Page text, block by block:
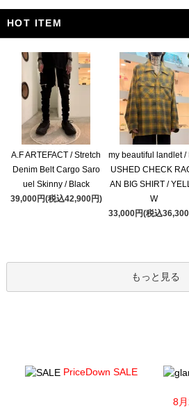
HOT ITEM
A.F ARTEFACT / Stretch
Denim Belt Cargo Saro
uel Skinny / Black
39,000円(税込42,900円)
my beautiful landlet /
USHED CHECK
AN BIG SHIRT /
W
33,000円(税込
もっと見る
PriceDown SALE
8